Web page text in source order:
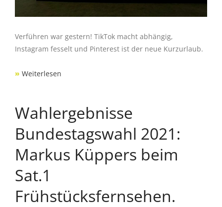
Verführen war gestern! TikTok macht abhängig,
Instagram fesselt und Pinterest ist der neue Kurzurlaub.
» Weiterlesen
Wahlergebnisse
Bundestagswahl 2021:
Markus Küppers beim
Sat.1
Frühstücksfernsehen.